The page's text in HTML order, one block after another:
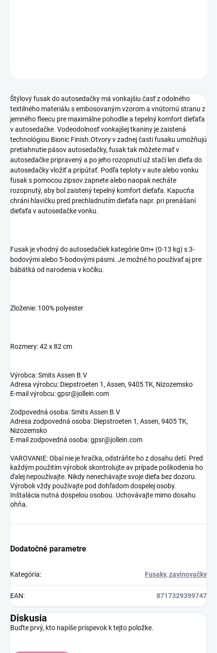
Štýlový fusak do autosedačky má vonkajšiu časť z odolného
textilného materiálu s embosovaným vzorom a vnútornú stranu z
jemného fleecu pre maximálne pohodlie a tepelný komfort dieťaťa
v autosedačke. Vodeodolnosť vonkajšej tkaniny je zaistená
technológiou Bionic Finish.Otvory v zadnej časti fusaku umožňujú
pretiahnutie pásov autosedačky, fusak tak môžete mať v
autosedačke pripravený a po jeho rozopnutí už stačí len dieťa do
autosedačky vložiť a pripútať. Podľa teploty v aute alebo vonku
fusak s pomocou zipsov zapnete alebo naopak necháte
rozopnutý, aby bol zaistený tepelný komfort dieťaťa. Kapucňa
chráni hlavičku pred prechladnutím dieťaťa napr. pri prenášaní
dieťaťa v autosedačke vonku.
Fusak je vhodný do autosedačiek kategórie 0m+ (0-13 kg) s 3-
bodovými alebo 5-bodovými pásmi. Je možné ho používať aj pre
bábätká od narodenia v kočíku.
Zloženie: 100% polyester
Rozmery: 42 x 82 cm
Výrobca: Smits Assen B.V
Adresa výrobcu: Diepstroeten 1, Assen, 9405 TK, Nizozemsko
E-mail výrobcu: gpsr@jollein.com
Zodpovedná osoba: Smits Assen B.V
Adresa zodpovedná osoba: Diepstroeten 1, Assen, 9405 TK,
Nizozemsko
E-mail zodpovedná osoba: gpsr@jollein.com
VAROVANIE: Obal nie je hračka, odstráňte ho z dosahu detí. Pred
každým použitím výrobok skontrolujte av prípade poškodenia ho
ďalej nepoužívajte. Nikdy nenechávajte svoje dieťa bez dozoru.
Výrobok vždy používajte pod dohľadom dospelej osoby.
Inštalácia nutná dospelou osobou. Uchovávajte mimo dosahu
ohňa.
Dodatočné parametre
Kategória: Fusaky, zavinovačky
EAN: 8717329399747
Diskusia
Buďte prvý, kto napíše príspevok k tejto položke.